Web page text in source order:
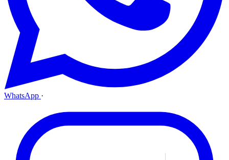
WhatsApp ·